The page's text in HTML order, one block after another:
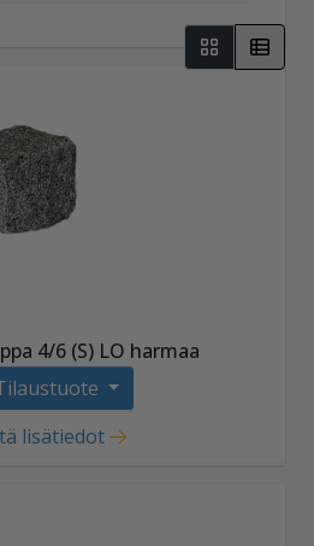
4/6 (S) LO harmaa
lisätiedot